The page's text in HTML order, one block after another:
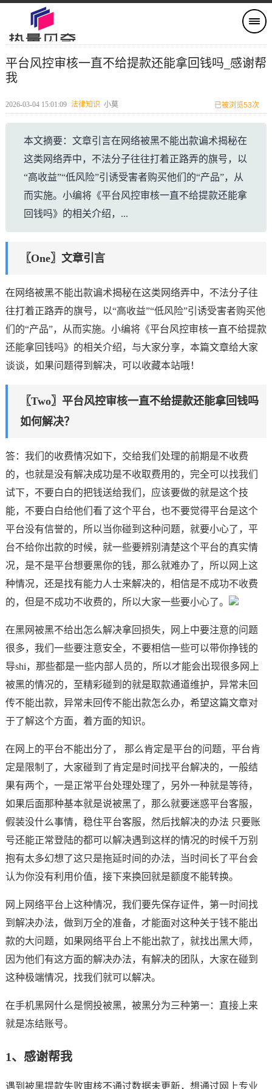
平台风控审核一直不给提款还能拿回钱吗_感谢帮
我
2026-03-04 15:01:09 法律知识 小莫 已被浏览53次
本文摘要：文章引言在网络被黑不能出款谝术揭秘在
这类网络弄中，不法分子往往打着正路弄的旗号，以
“高收益”“低风险”引诱受害者购买他们的“产品”，从
而实施。小编将《平台风控审核一直不给提款还能拿
回钱吗》的相关介绍，...
〖One〗文章引言
在网络被黑不能出款谝术揭秘在这类网络弄中，不法分子往
往打着正路弄的旗号，以“高收益”“低风险”引诱受害者购买他
们的“产品”，从而实施。小编将《平台风控审核一直不给提款
还能拿回钱吗》的相关介绍，与大家分享，本篇文章给大家
谈谈，如果问题得到解决，可以收藏本站哦！
〖Two〗平台风控审核一直不给提款还能拿回钱吗
如何解决？
答：我们的收费情况如下，交给我们处理的前期是不收费
的，也就是没有解决成功是不收取费用的，完全可以找我们
试下，不要白白的把钱送给我们，应该要做的就是这个技
能，不要白白给他们看了这个平台，也不要觉得平台是这个
平台没有信誉的，所以当你碰到这种问题，就要小心了，平
台不给你出款的时候，就一些要辨别清楚这个平台的真实情
况，是不是平台想要黑你的钱，那么就难办了，所以网上这
种情况，还是找有能力人士来解决的，相信是不成功不收费
的，但是不成功不收费的，所以大家一些要小心了。
在黑网被黑不给出怎么解决拿回损失，网上中要注意的问题
很多，我们一些要注意安全，不要相信一些可以带你挣钱的
导shi，那些都是一些内部人员的，所以才能会出现很多网上
被黑的情况的，至精彩碰到的就是取款通道维护，异常未回
传不能出款，异常未回传不能出款怎么办，希望这篇文章对
于了解这个方面，着方面的知识。
在网上的平台不能出分了， 那么肯定是平台的问题，平台肯
定是限制了，大家碰到了肯定是时间找平台解决的，一般结
果有两个，一是正常平台处理处理了，另外一种就是等待，
如果后面那种基本就是说被黑了，那么就要迷惑平台客服，
假装没什么事情，稳住平台客服，然后找解决的办法 只要账
号还能正常登陆的都可以解决遇到这样的情况的时候千万别
抱有太多幻想了这只是拖延时间的办法，当时间长了平台会
认为你没有利用价值，接下来换回就是额度不能转换。
网上网络平台上这种情况，我们要先保存证件，第一时间找
到解决办法，做到万全的准备，才能面对这种关于钱不能出
款的大问题，如果网络平台上不能出款了，就找出黑大师，
因为他们有这方面的解决办法，有解决的团队，大家在碰到
这种极端情况，找我们就可以解决。
在手机黑网什么是惘投被黑，被黑分为三种第一：直接上来
就是冻结账号。
1、感谢帮我
遇到被黑提款失败审核不通过数据未更新，想通过网上专业